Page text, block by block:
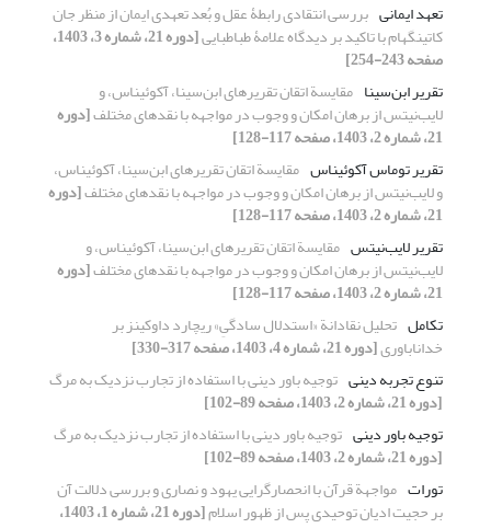
تعهد ایمانی بررسی انتقادی رابطۀ عقل و بُعد تعهدی ایمان از منظر جان
کاتینگهام با تاکید بر دیدگاه علامۀ طباطبایی [دوره 21، شماره 3، 1403،
صفحه 243-254]
تقریر ابن‌سینا مقایسة اتقان تقریرهای ابن‌سینا، آکوئیناس، و
لایب‌نیتس از برهان امکان و وجوب در مواجهه با نقدهای مختلف[دوره
21، شماره 2، 1403، صفحه 117-128]
تقریر توماس آکوئیناس مقایسة اتقان تقریرهای ابن‌سینا، آکوئیناس،
و لایب‌نیتس از برهان امکان و وجوب در مواجهه با نقدهای مختلف[دوره
21، شماره 2، 1403، صفحه 117-128]
تقریر لایب‌نیتس مقایسة اتقان تقریرهای ابن‌سینا، آکوئیناس، و
لایب‌نیتس از برهان امکان و وجوب در مواجهه با نقدهای مختلف[دوره
21، شماره 2، 1403، صفحه 117-128]
تکامل تحلیل نقادانة «استدلال سادگیِ» ریچارد داوکینز بر
خداناباوری[دوره 21، شماره 4، 1403، صفحه 317-330]
تنوع تجربه دینی توجیه باور دینی با استفاده از تجارب نزدیک به مرگ
[دوره 21، شماره 2، 1403، صفحه 89-102]
توجیه باور دینی توجیه باور دینی با استفاده از تجارب نزدیک به مرگ
[دوره 21، شماره 2، 1403، صفحه 89-102]
تورات مواجهة قرآن با انحصارگرایی یهود و نصاری و بررسی دلالت آن
بر حجیت ادیان توحیدی پس از ظهور اسلام [دوره 21، شماره 1، 1403،